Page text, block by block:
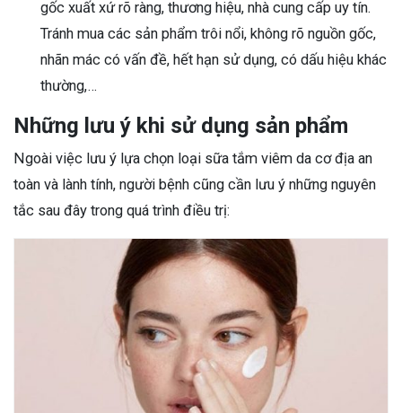
gốc xuất xứ rõ ràng, thương hiệu, nhà cung cấp uy tín.
Tránh mua các sản phẩm trôi nổi, không rõ nguồn gốc,
nhãn mác có vấn đề, hết hạn sử dụng, có dấu hiệu khác
thường,…
Những lưu ý khi sử dụng sản phẩm
Ngoài việc lưu ý lựa chọn loại sữa tắm viêm da cơ địa an
toàn và lành tính, người bệnh cũng cần lưu ý những nguyên
tắc sau đây trong quá trình điều trị: